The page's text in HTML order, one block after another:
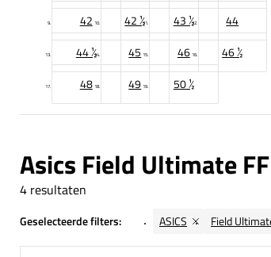
42
42 ½ 43 ½
44
44 ½
45 46
46 ½
48
49 50 ½
Asics Field Ultimate FF
4 resultaten
Geselecteerde filters: ASICS Field